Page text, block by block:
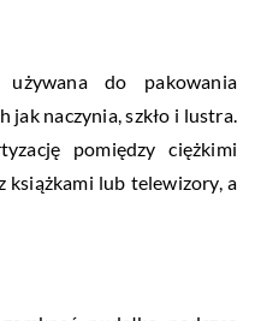
do pakowania
naczynia, szkło i lustra.
pomiędzy ciężkimi
książkami lub telewizory, a